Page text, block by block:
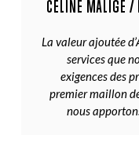
CÉLINE MALIGE /
La valeur ajoutée
services que
exigences des
premier maillon
nous